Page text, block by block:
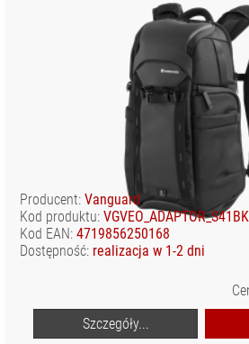
Producent: Vanguard
Kod produktu: VGVEO_ADAPTOR_S41BK
Kod EAN: 4719856250168
Dostępność: realizacja w 1-2 dni
Szczegóły...